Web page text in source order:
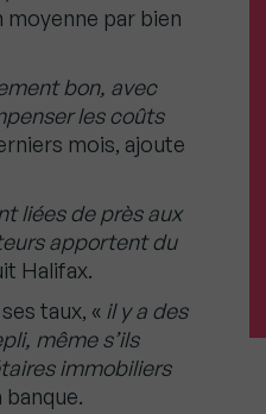
moyenne par bien
bon, avec
les coûts
mois, ajoute
liées de près aux
apportent du
Halifax.
taux, « il y a des
même s’ils
immobiliers
banque.